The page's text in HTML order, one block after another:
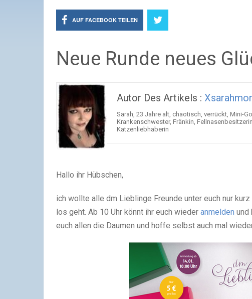
AUF FACEBOOK TEILEN
Neue Runde neues
Autor Des Artikels :
Sarah, 23 Jahre alt, chaotisch, verrückt, Mini-
Krankenschwester, Fränkin,
Katzenliebhaberin
Hallo ihr Hübschen,
ich wollte alle dm Lieblinge Freunde unter euch nur
los geht. Ab 10 Uhr könnt ihr euch wieder anmelden und
euch allen die Daumen und hoffe selbst auch mal